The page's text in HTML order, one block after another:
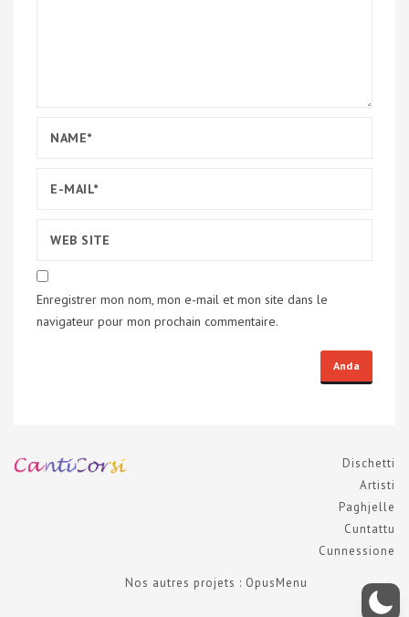
Enregistrer mon nom, mon e-mail et mon site dans le
navigateur pour mon prochain commentaire.
Dischetti
Artisti
Paghjelle
Cuntattu
Cunnessione
Nos autres projets : OpusMenu